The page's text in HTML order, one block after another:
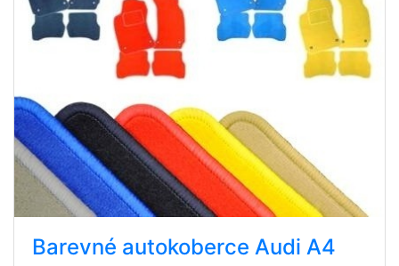
Barevné autokoberce Audi A4